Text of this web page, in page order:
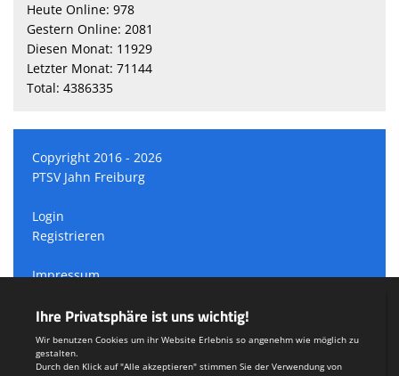
Heute Online: 978
Gestern Online: 2081
Diesen Monat: 11929
Letzter Monat: 71144
Total: 4386335
Copyright 2016 - 2026
PTSV Jahn Freiburg
Login
Registrieren
Impressum
Teamsports 2
Dein Sportverein online